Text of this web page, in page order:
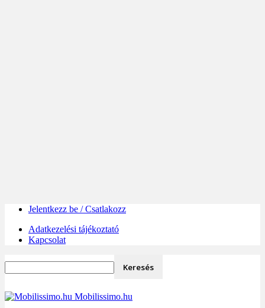
Jelentkezz be / Csatlakozz
Adatkezelési tájékoztató
Kapcsolat
Mobilissimo.hu